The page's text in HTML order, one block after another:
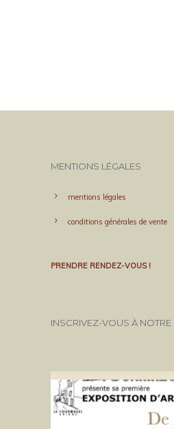
MENTIONS LÉGALES
mentions légales
conditions générales de vente
PRENDRE RENDEZ-VOUS !
INSCRIVEZ-VOUS À NOTRE